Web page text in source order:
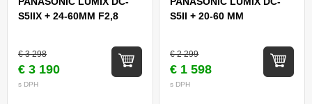
S5IIX + 24-60MM F2,8
€ 3 298
€ 3 190
s DPH
S5II + 20-60 MM
€ 2 299
€ 1 598
s DPH